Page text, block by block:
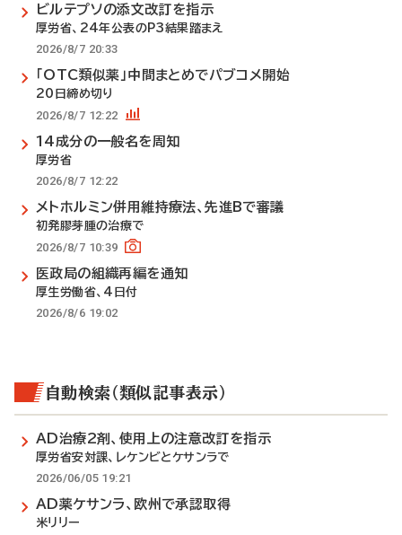
ビルテプソの添文改訂を指示
厚労省、24年公表のP3結果踏まえ
2026/8/7 20:33
「OTC類似薬」中間まとめでパブコメ開始
20日締め切り
2026/8/7 12:22
14成分の一般名を周知
厚労省
2026/8/7 12:22
メトホルミン併用維持療法、先進Bで審議
初発膠芽腫の治療で
2026/8/7 10:39
医政局の組織再編を通知
厚生労働省、4日付
2026/8/6 19:02
自動検索（類似記事表示）
AD治療2剤、使用上の注意改訂を指示
厚労省安対課、レケンビとケサンラで
2026/06/05 19:21
AD薬ケサンラ、欧州で承認取得
米リリー